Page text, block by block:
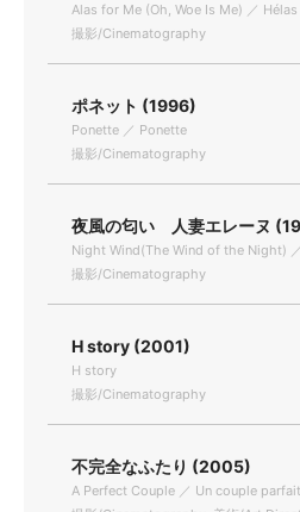
Alas for Me (Oh, Woe Is Me) ／
撮影/Cinematography
ポネット (1996)
Ponette ／ Ponette
撮影/Cinematography
夜風の匂い 人妻エレーヌ
Night Wind(The Wind of the Night)
撮影/Cinematography
H story (2001)
H story
撮影/Cinematography
不完全なふたり (2005)
A Perfect Couple ／ Un couple parfait